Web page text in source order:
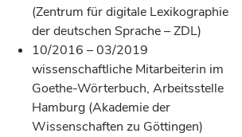
(Zentrum für digitale Lexikographie
der deutschen Sprache – ZDL)
10/2016 – 03/2019
wissenschaftliche Mitarbeiterin im
Goethe-Wörterbuch, Arbeitsstelle
Hamburg (Akademie der
Wissenschaften zu Göttingen)